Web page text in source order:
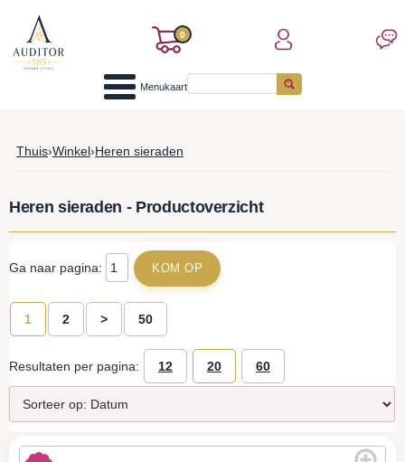
0
Menukaart
Thuis›Winkel›Heren sieraden
Heren sieraden - Productoverzicht
Ga naar pagina:
1 2 > 50
Resultaten per pagina: 12 20 60